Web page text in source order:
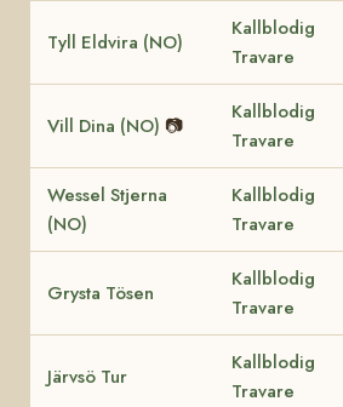
Tyll Eldvira (NO)
Kallblodig
Travare
Vill Dina (NO) 📷
Kallblodig
Travare
Wessel Stjerna
(NO)
Kallblodig
Travare
Grysta Tösen
Kallblodig
Travare
Järvsö Tur
Kallblodig
Travare